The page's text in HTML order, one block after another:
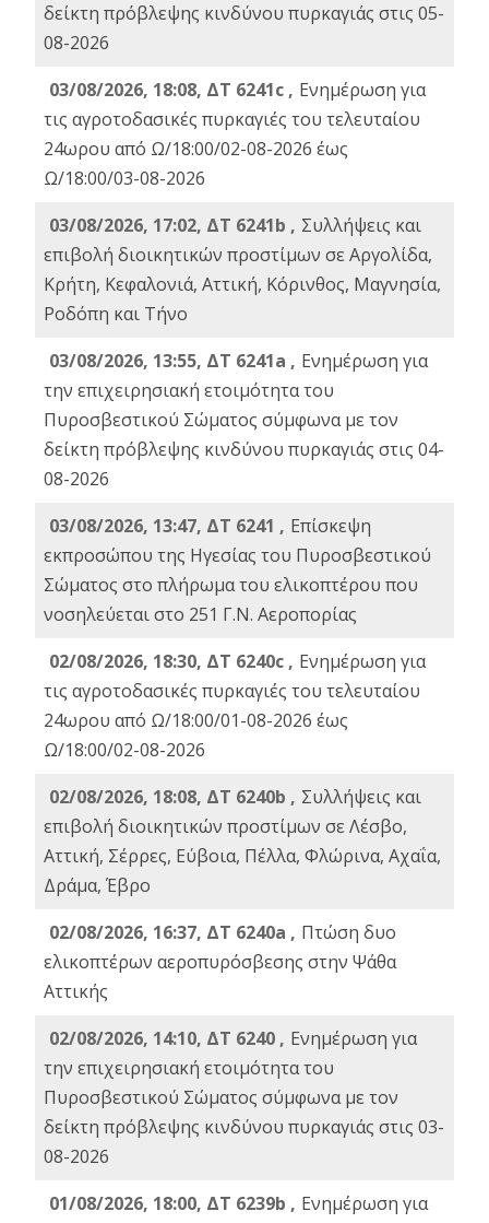
δείκτη πρόβλεψης κινδύνου πυρκαγιάς στις 05-
08-2026
03/08/2026, 18:08, ΔΤ 6241c , Ενημέρωση για
τις αγροτοδασικές πυρκαγιές του τελευταίου
24ωρου από Ω/18:00/02-08-2026 έως
Ω/18:00/03-08-2026
03/08/2026, 17:02, ΔΤ 6241b , Συλλήψεις και
επιβολή διοικητικών προστίμων σε Αργολίδα,
Κρήτη, Κεφαλονιά, Αττική, Κόρινθος, Μαγνησία,
Ροδόπη και Τήνο
03/08/2026, 13:55, ΔΤ 6241a , Ενημέρωση για
την επιχειρησιακή ετοιμότητα του
Πυροσβεστικού Σώματος σύμφωνα με τον
δείκτη πρόβλεψης κινδύνου πυρκαγιάς στις 04-
08-2026
03/08/2026, 13:47, ΔΤ 6241 , Επίσκεψη
εκπροσώπου της Ηγεσίας του Πυροσβεστικού
Σώματος στο πλήρωμα του ελικοπτέρου που
νοσηλεύεται στο 251 Γ.Ν. Αεροπορίας
02/08/2026, 18:30, ΔΤ 6240c , Ενημέρωση για
τις αγροτοδασικές πυρκαγιές του τελευταίου
24ωρου από Ω/18:00/01-08-2026 έως
Ω/18:00/02-08-2026
02/08/2026, 18:08, ΔΤ 6240b , Συλλήψεις και
επιβολή διοικητικών προστίμων σε Λέσβο,
Αττική, Σέρρες, Εύβοια, Πέλλα, Φλώρινα, Αχαΐα,
Δράμα, Έβρο
02/08/2026, 16:37, ΔΤ 6240a , Πτώση δυο
ελικοπτέρων αεροπυρόσβεσης στην Ψάθα
Αττικής
02/08/2026, 14:10, ΔΤ 6240 , Ενημέρωση για
την επιχειρησιακή ετοιμότητα του
Πυροσβεστικού Σώματος σύμφωνα με τον
δείκτη πρόβλεψης κινδύνου πυρκαγιάς στις 03-
08-2026
01/08/2026, 18:00, ΔΤ 6239b , Ενημέρωση για